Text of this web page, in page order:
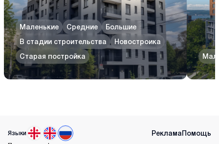
Маленькие Средние
Большие
В стадии строительства
Новостроика
Старая постройка
Языки РекламаПомощь